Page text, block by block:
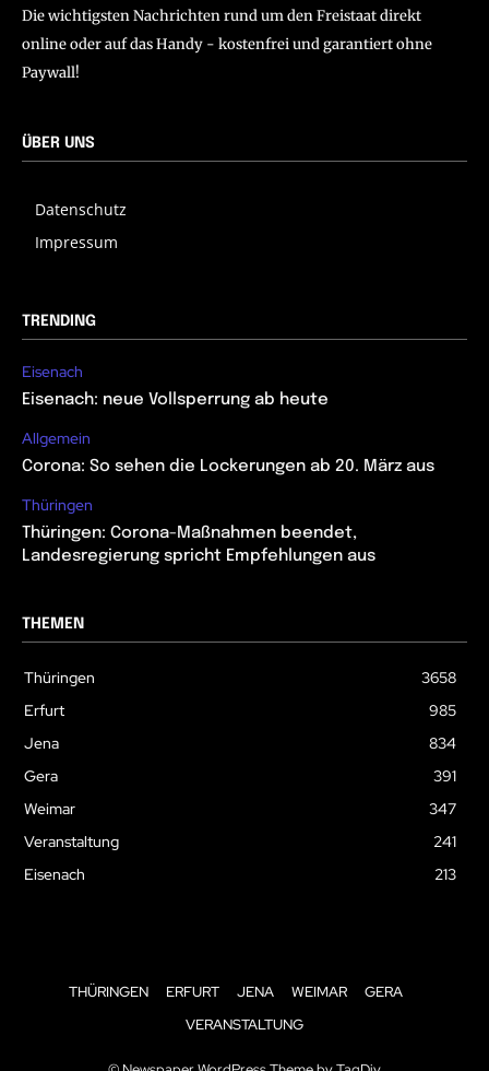
Die wichtigsten Nachrichten rund um den Freistaat direkt
online oder auf das Handy - kostenfrei und garantiert ohne
Paywall!
ÜBER UNS
Datenschutz
Impressum
TRENDING
Eisenach
Eisenach: neue Vollsperrung ab heute
Allgemein
Corona: So sehen die Lockerungen ab 20. März aus
Thüringen
Thüringen: Corona-Maßnahmen beendet,
Landesregierung spricht Empfehlungen aus
THEMEN
Thüringen
3658
Erfurt
985
Jena
834
Gera
391
Weimar
347
Veranstaltung
241
Eisenach
213
THÜRINGEN ERFURT JENA WEIMAR
GERA
VERANSTALTUNG